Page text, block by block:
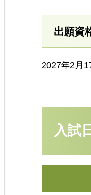
出願資
2027年2月
入試